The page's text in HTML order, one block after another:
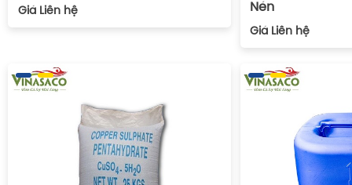
Giá Liên hệ
Nén
Giá Liên hệ